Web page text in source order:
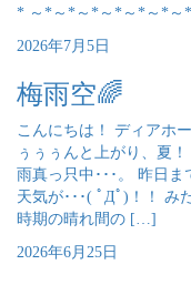
* ～*～*～*～*～*～*
2026年7月5日
梅雨空🌈
こんにちは！ ディアホ
ぅぅぅんと上がり、夏
雨真っ只中･･･。 昨日
天気が･･･( ﾟДﾟ)！！ み
時期の晴れ間の […]
2026年6月25日